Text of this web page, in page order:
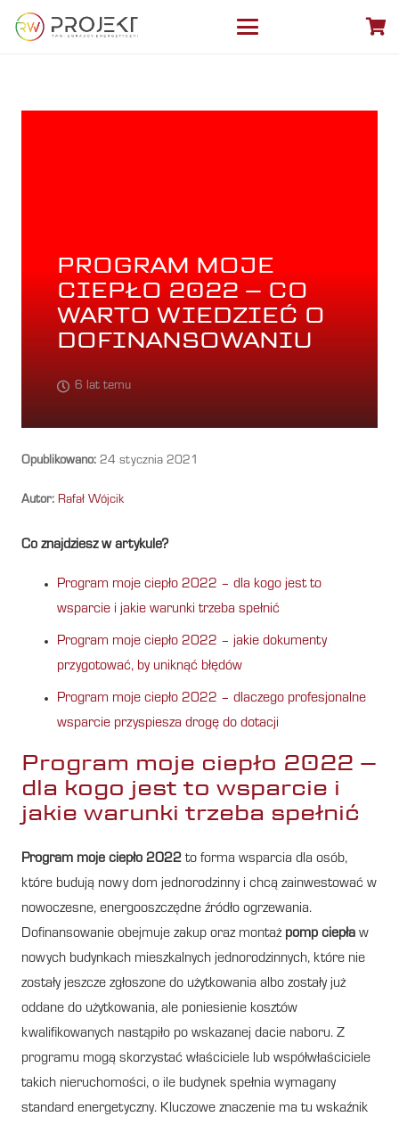
PROGRAM MOJE
CIEPŁO 2022 – CO
WARTO WIEDZIEĆ O
DOFINANSOWANIU
6 lat temu
Opublikowano: 24 stycznia 2021
Autor: Rafał Wójcik
Co znajdziesz w artykule?
Program moje ciepło 2022 – dla kogo jest to
wsparcie i jakie warunki trzeba spełnić
Program moje ciepło 2022 – jakie dokumenty
przygotować, by uniknąć błędów
Program moje ciepło 2022 – dlaczego profesjonalne
wsparcie przyspiesza drogę do dotacji
Program moje ciepło 2022 –
dla kogo jest to wsparcie i
jakie warunki trzeba spełnić
Program moje ciepło 2022 to forma wsparcia dla osób,
które budują nowy dom jednorodzinny i chcą zainwestować w
nowoczesne, energooszczędne źródło ogrzewania.
Dofinansowanie obejmuje zakup oraz montaż pomp ciepła w
nowych budynkach mieszkalnych jednorodzinnych, które nie
zostały jeszcze zgłoszone do użytkowania albo zostały już
oddane do użytkowania, ale poniesienie kosztów
kwalifikowanych nastąpiło po wskazanej dacie naboru. Z
programu mogą skorzystać właściciele lub współwłaściciele
takich nieruchomości, o ile budynek spełnia wymagany
standard energetyczny. Kluczowe znaczenie ma tu wskaźnik